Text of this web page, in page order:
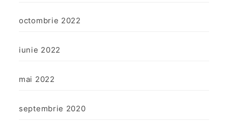
octombrie 2022
iunie 2022
mai 2022
septembrie 2020